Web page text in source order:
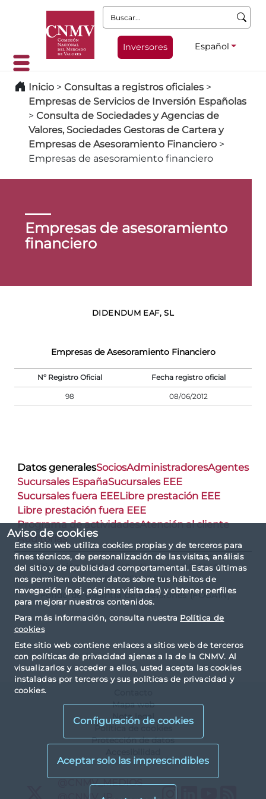
Aviso de cookies
Este sitio web utiliza cookies propias y de terceros para
fines técnicos, de personalización de las visitas, análisis
del sitio y de publicidad comportamental. Estas últimas
nos permiten obtener datos sobre tus hábitos de
navegación (p.ej. páginas visitadas) y obtener perfiles
para mejorar nuestros contenidos.
Para más información, consulta nuestra Política de
cookies
Este sitio web contiene enlaces a sitios web de terceros
con políticas de privacidad ajenas a la de la CNMV. Al
visualizarlos y acceder a ellos, usted acepta las cookies
instaladas por terceros y sus políticas de privacidad y
cookies.
Configuración de cookies
Buscar:
Inversores Español
Inicio > Consultas a registros oficiales >
Empresas de Servicios de Inversión Españolas
> Consulta de Sociedades y Agencias de
Valores, Sociedades Gestoras de Cartera y
Empresas de Asesoramiento Financiero >
Empresas de asesoramiento financiero
Empresas de asesoramiento
financiero
DIDENDUM EAF, SL
Empresas de Asesoramiento Financiero
Nº Registro Oficial Fecha registro oficial
98 08/06/2012
Datos generalesSociosAdministradoresAgentes
Sucursales EspañaSucursales EEE
Sucursales fuera EEELibre prestación EEE
Libre prestación fuera EEE
Programa de actividadesAtención al cliente
Auditorías
Dirección:AREAL, 40 - 1º IZDA. - 36201 VIGO
(PONTEVEDRA)
Fondo de Garantía de Inversiones (FOGAIN)
Mapa web
Nota legal
Política de cookies
Protección de datos
X@CNMV_MEDIOS